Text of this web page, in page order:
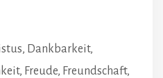
, Dankbarkeit,
, Freude, Freundschaft,